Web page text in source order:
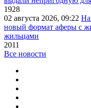
1928
02 августа 2026, 09:22
новый формат аферы с
жильцами
2011
Все новости